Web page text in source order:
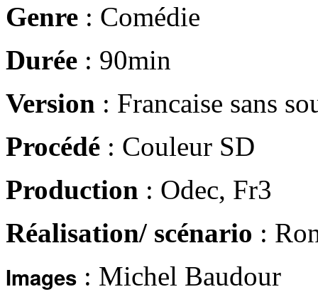
Genre : Comédie
Durée : 90min
Version : Francaise sans
Procédé : Couleur SD
Production : Odec, Fr3
Réalisation/ scénario :
Images : Michel Baudour